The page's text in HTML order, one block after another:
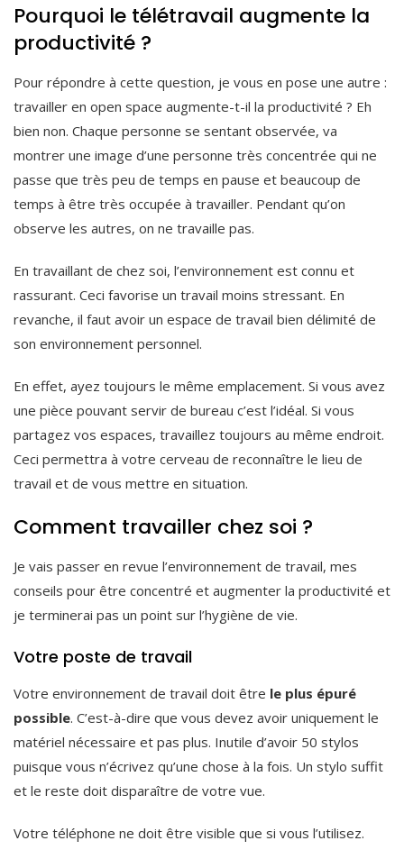
Pourquoi le télétravail augmente la
productivité ?
Pour répondre à cette question, je vous en pose une autre :
travailler en open space augmente-t-il la productivité ? Eh
bien non. Chaque personne se sentant observée, va
montrer une image d’une personne très concentrée qui ne
passe que très peu de temps en pause et beaucoup de
temps à être très occupée à travailler. Pendant qu’on
observe les autres, on ne travaille pas.
En travaillant de chez soi, l’environnement est connu et
rassurant. Ceci favorise un travail moins stressant. En
revanche, il faut avoir un espace de travail bien délimité de
son environnement personnel.
En effet, ayez toujours le même emplacement. Si vous avez
une pièce pouvant servir de bureau c’est l’idéal. Si vous
partagez vos espaces, travaillez toujours au même endroit.
Ceci permettra à votre cerveau de reconnaître le lieu de
travail et de vous mettre en situation.
Comment travailler chez soi ?
Je vais passer en revue l’environnement de travail, mes
conseils pour être concentré et augmenter la productivité et
je terminerai pas un point sur l’hygiène de vie.
Votre poste de travail
Votre environnement de travail doit être le plus épuré
possible. C’est-à-dire que vous devez avoir uniquement le
matériel nécessaire et pas plus. Inutile d’avoir 50 stylos
puisque vous n’écrivez qu’une chose à la fois. Un stylo suffit
et le reste doit disparaître de votre vue.
Votre téléphone ne doit être visible que si vous l’utilisez.